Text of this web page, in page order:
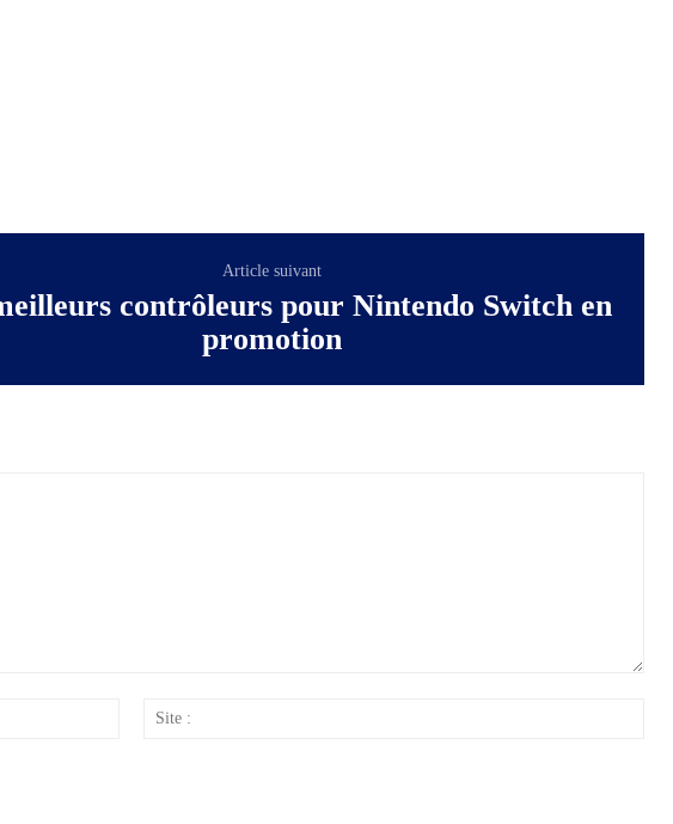
Article suivant
contrôleurs pour Nintendo Switch en
promotion
Email